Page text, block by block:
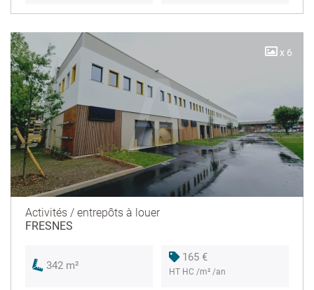
x 6
Activités / entrepôts à louer
FRESNES
342 m²
165 €
HT HC /m² /an